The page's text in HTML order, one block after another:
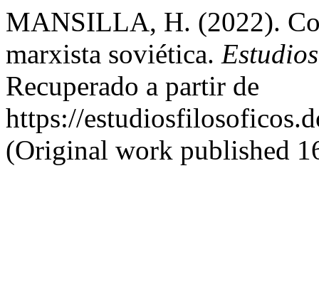
MANSILLA, H. (2022).
marxista soviética.
Recuperado a partir de
https://
(Original work published